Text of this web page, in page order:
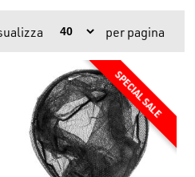
per pagina